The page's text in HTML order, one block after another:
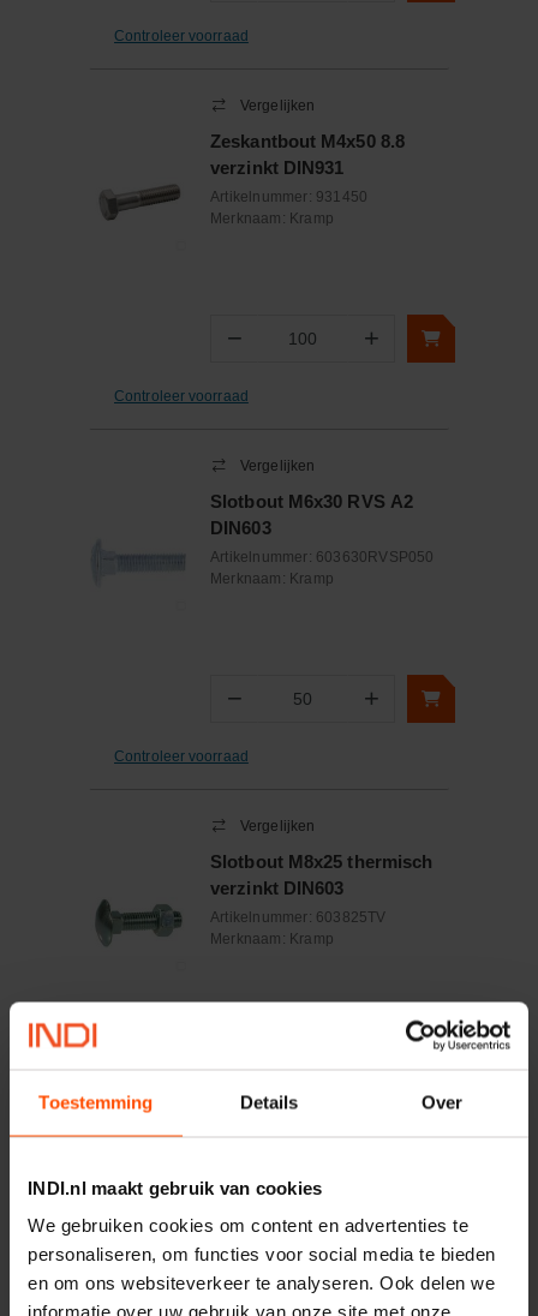
Toestemming Details Over
INDI.nl maakt gebruik van cookies
We gebruiken cookies om content en advertenties te
personaliseren, om functies voor social media te bieden
en om ons websiteverkeer te analyseren. Ook delen we
informatie over uw gebruik van onze site met onze
Controleer voorraad
Vergelijken
Zeskantbout M4x50 8.8
verzinkt DIN931
Artikelnummer: 931450
Merknaam: Kramp
− Aantal +
Controleer voorraad
Vergelijken
Slotbout M6x30 RVS A2
DIN603
Artikelnummer: 603630RVSP050
Merknaam: Kramp
− Aantal +
Controleer voorraad
Vergelijken
Slotbout M8x25 thermisch
verzinkt DIN603
Artikelnummer: 603825TV
Merknaam: Kramp
Aantal
Controleer voorraad
Vergelijken
Cilindrische inbusbout
M6x35 8.8 verzinkt DIN912
Artikelnummer: 912635